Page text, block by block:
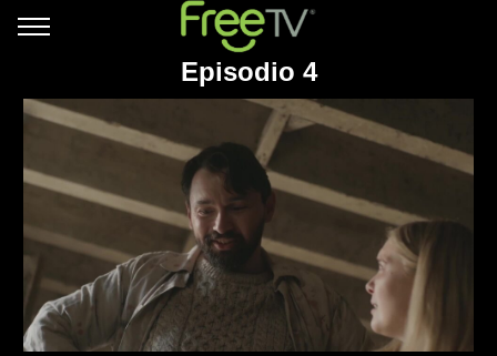
Episodio 4